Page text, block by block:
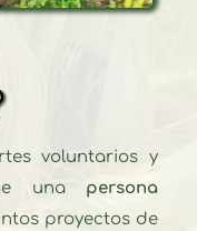
una persona
proyectos de